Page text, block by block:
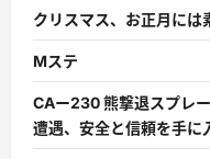
クリスマス、お正月には
Mステ
CAー230 熊撃退スプレ
遭遇、安全と信頼を手に